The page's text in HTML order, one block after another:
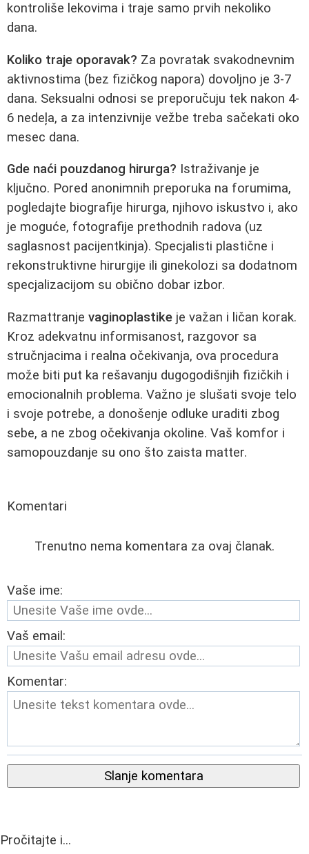
kontroliše lekovima i traje samo prvih nekoliko
dana.
Koliko traje oporavak? Za povratak svakodnevnim
aktivnostima (bez fizičkog napora) dovoljno je 3-7
dana. Seksualni odnosi se preporučuju tek nakon 4-
6 nedeļa, a za intenzivnije vežbe treba sačekati oko
mesec dana.
Gde naći pouzdanog hirurga? Istraživanje je
ključno. Pored anonimnih preporuka na forumima,
pogledajte biografije hirurga, njihovo iskustvo i, ako
je moguće, fotografije prethodnih radova (uz
saglasnost pacijentkinja). Specjalisti plastične i
rekonstruktivne hirurgije ili ginekolozi sa dodatnom
specjalizacijom su obično dobar izbor.
Razmattranje vaginoplastike je važan i ličan korak.
Kroz adekvatnu informisanost, razgovor sa
stručnjacima i realna očekivanja, ova procedura
može biti put ka rešavanju dugogodišnjih fizičkih i
emocionalnih problema. Važno je slušati svoje telo
i svoje potrebe, a donošenje odluke uraditi zbog
sebe, a ne zbog očekivanja okoline. Vaš komfor i
samopouzdanje su ono što zaista matter.
Komentari
Trenutno nema komentara za ovaj članak.
Vaše ime:
Vaš email:
Komentar:
Slanje komentara
Pročitajte i...